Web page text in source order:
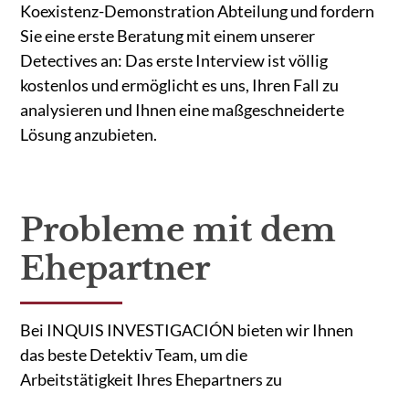
Koexistenz-Demonstration Abteilung und fordern
Sie eine erste Beratung mit einem unserer
Detectives an: Das erste Interview ist völlig
kostenlos und ermöglicht es uns, Ihren Fall zu
analysieren und Ihnen eine maßgeschneiderte
Lösung anzubieten.
Probleme mit dem
Ehepartner
Bei INQUIS INVESTIGACIÓN bieten wir Ihnen
das beste Detektiv Team, um die
Arbeitstätigkeit Ihres Ehepartners zu